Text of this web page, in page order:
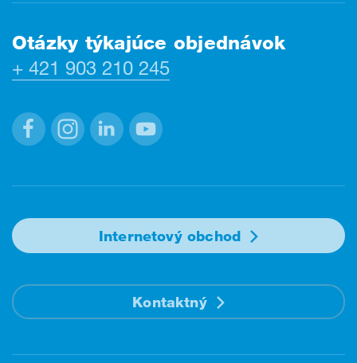
Otázky týkajúce objednávok
+ 421 903 210 245
Internetový obchod
Kontaktný